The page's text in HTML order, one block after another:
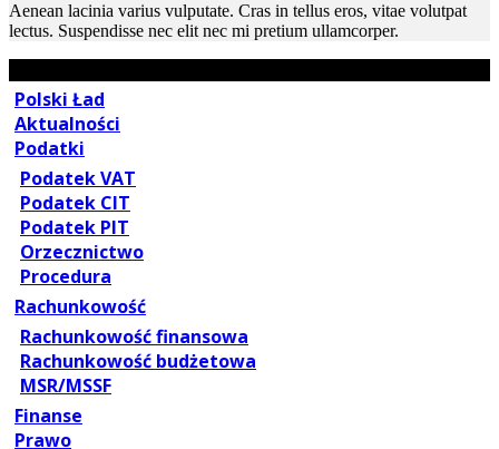
Aenean lacinia varius vulputate. Cras in tellus eros, vitae volutpat
lectus. Suspendisse nec elit nec mi pretium ullamcorper.
Polski Ład
Aktualności
Podatki
Podatek VAT
Podatek CIT
Podatek PIT
Orzecznictwo
Procedura
Rachunkowość
Rachunkowość finansowa
Rachunkowość budżetowa
MSR/MSSF
Finanse
Prawo